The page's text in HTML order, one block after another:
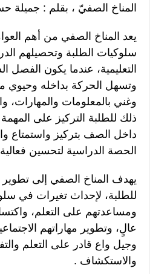
المناخ الصفيّ ، بقلم : جميلة
يعد المناخ الصفي من أهم
سلوكيات الطلبة وتحصيلهم
التعليمية، عندما يكون الفصل
وتسهل الحركة بداخله وحيوي
وغني بالمعلومات والمهارات،
ذلك للطلبة التركيز على
داخل الصف بتركيز واستمتاع
الحصة الدراسية لتحسين
يهدف المناخ الصفي إلى
للطلبة، لإحداث تغيرات في
ومساعدتهم على التعلم،
عالٍ، وتطوير مهاراتهم
وجيل واع قادر على التعلم
والاستكشاف .